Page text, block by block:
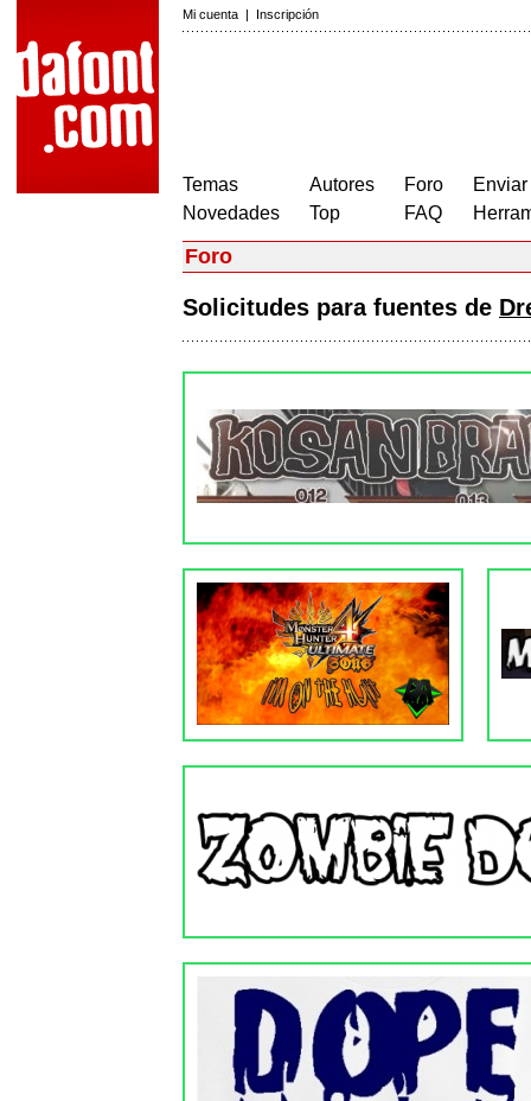
Mi cuenta | Inscripción
Temas
Novedades
Autores
Top
Foro
FAQ
Foro
Solicitudes para fuentes de